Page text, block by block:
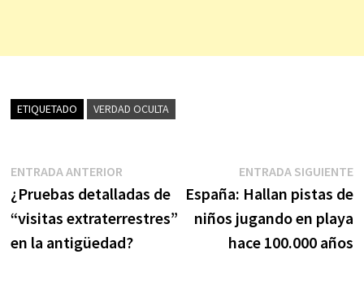
ETIQUETADO VERDAD OCULTA
Navegación
de
entradas
ENTRADA ANTERIOREntrada
anterior:
¿Pruebas detalladas de
“visitas extraterrestres”
en la antigüedad?
ENTRADA SIGUIENTE
España: Hallan pistas de
niños jugando en playa
hace 100.000 años